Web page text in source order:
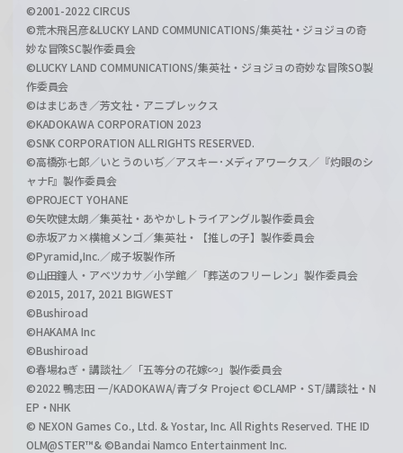
©2001-2022 CIRCUS
©荒木飛呂彦&LUCKY LAND COMMUNICATIONS/集英社・ジョジョの奇
妙な冒険SC製作委員会
©LUCKY LAND COMMUNICATIONS/集英社・ジョジョの奇妙な冒険SO製
作委員会
©はまじあき／芳文社・アニプレックス
©KADOKAWA CORPORATION 2023
©SNK CORPORATION ALL RIGHTS RESERVED.
©高橋弥七郎／いとうのいぢ／アスキー･メディアワークス／『灼眼のシ
ャナF』製作委員会
©PROJECT YOHANE
©矢吹健太朗／集英社・あやかしトライアングル製作委員会
©赤坂アカ×横槍メンゴ／集英社・【推しの子】製作委員会
©Pyramid,Inc.／成子坂製作所
©山田鐘人・アベツカサ／小学館／「葬送のフリーレン」製作委員会
©2015, 2017, 2021 BIGWEST
©Bushiroad
©HAKAMA Inc
©Bushiroad
©春場ねぎ・講談社／「五等分の花嫁∽」製作委員会
©2022 鴨志田 一/KADOKAWA/青ブタ Project ©CLAMP・ST/講談社・N
EP・NHK
© NEXON Games Co., Ltd. & Yostar, Inc. All Rights Reserved. THE ID
OLM@STER™& ©Bandai Namco Entertainment Inc.